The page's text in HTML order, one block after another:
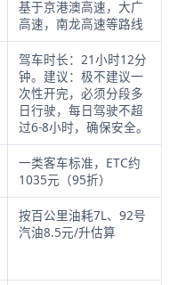
基于京港澳高速，大广
高速，南龙高速等路线
驾车时长：21小时12分
钟。建议：极不建议一
次性开完，必须分段多
日行驶，每日驾驶不超
过6-8小时，确保安全。
一类客车标准，ETC约
1035元（95折）
按百公里油耗7L、92号
汽油8.5元/升估算